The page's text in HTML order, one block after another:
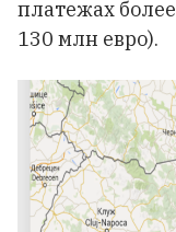
платежах
130 млн евро).